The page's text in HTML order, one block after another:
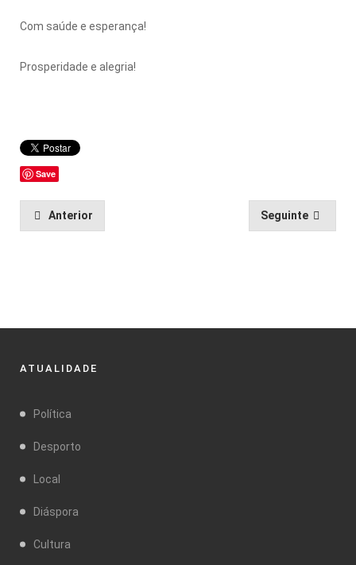
Com saúde e esperança!
Prosperidade e alegria!
Save
Anterior Seguinte
ATUALIDADE
Política
Desporto
Local
Diáspora
Cultura